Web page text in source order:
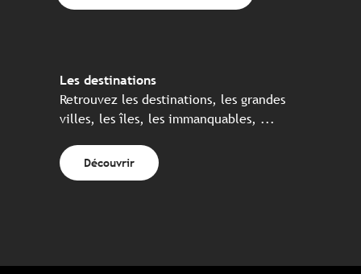
Les destinations
Retrouvez les destinations, les grandes
villes, les îles, les immanquables, ...
Découvrir